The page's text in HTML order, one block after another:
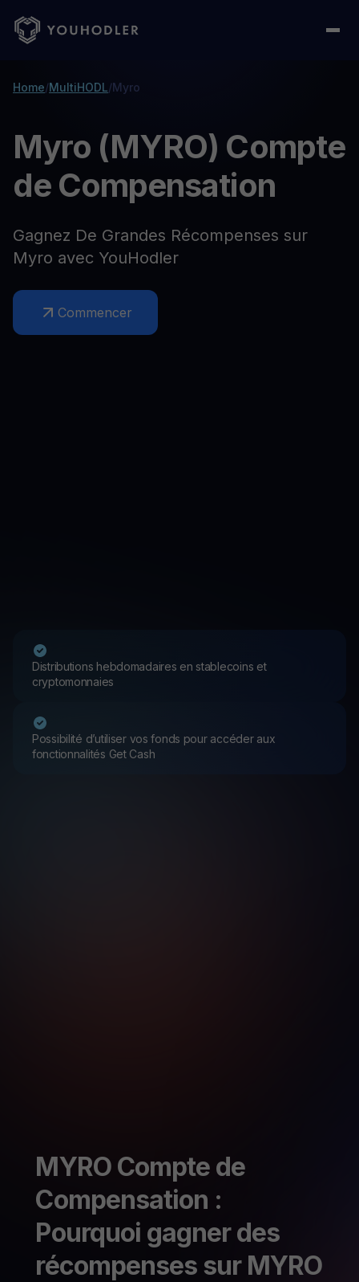
Home/MultiHODL/Myro
Myro (MYRO) Compte
de Compensation
Gagnez De Grandes Récompenses sur
Myro avec YouHodler
Commencer
Distributions hebdomadaires en stablecoins et
cryptomonnaies
Possibilité d’utiliser vos fonds pour accéder aux
fonctionnalités Get Cash
MYRO Compte de
Compensation :
Pourquoi gagner des
récompenses sur MYRO